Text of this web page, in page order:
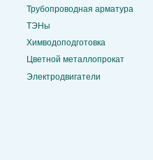
Трубопроводная арматура
ТЭНы
Химводоподготовка
Цветной металлопрокат
Электродвигатели